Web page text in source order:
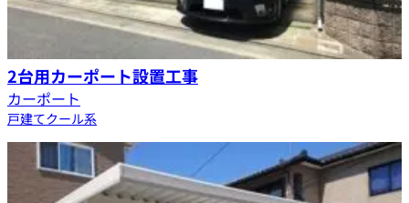
2台用カーポート設置工事
カーポート
戸建てクール系